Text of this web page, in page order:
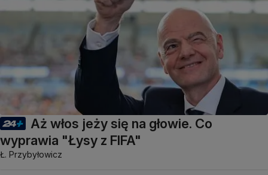
Aż włos jeży się na głowie. Co
wyprawia "Łysy z FIFA"
Ł. Przybyłowicz